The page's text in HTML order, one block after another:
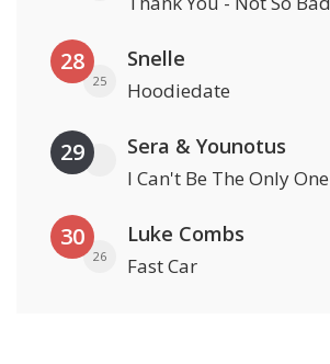
28
25
Snelle
Hoodiedate
29 Sera & Younotus
I Can't Be The Only One
30
26
Luke Combs
Fast Car